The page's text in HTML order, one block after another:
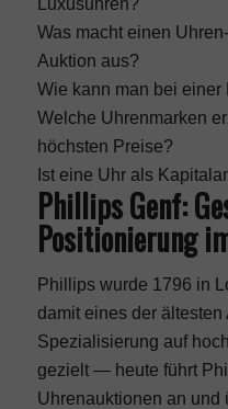
Luxusuhren?
Was macht einen
Auktion aus?
Wie kann man bei
Welche Uhrenmarken
höchsten Preise?
Ist eine Uhr als
Phillips Genf:
Positionierung
Phillips wurde 1796 in
damit eines der
Spezialisierung auf
gezielt — heute führt
Uhrenauktionen an und